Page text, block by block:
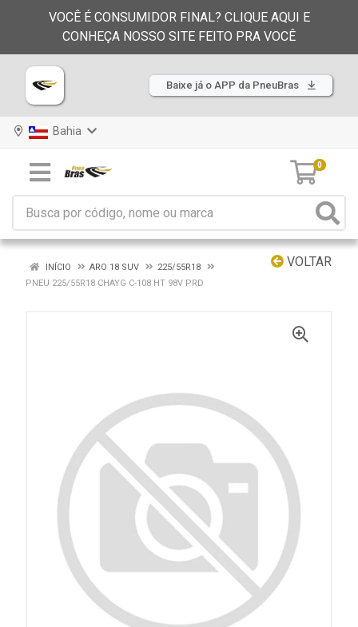
VOCÊ É CONSUMIDOR FINAL? CLIQUE AQUI E
CONHEÇA NOSSO SITE FEITO PRA VOCÊ
Baixe já o APP da PneuBras
Bahia
0
VOLTAR
INÍCIO ARO 18 SUV
225/55R18
PNEU 225/55R18 CHAYG C-108 HT 98V PRD